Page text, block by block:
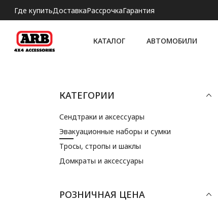
Где купитьДоставкаРассрочкаГарантия
КАТАЛОГ АВТОМОБИЛИ
КАТЕГОРИИ
Сендтраки и аксессуары
Эвакуационные наборы и сумки
Тросы, стропы и шаклы
Домкраты и аксессуары
РОЗНИЧНАЯ ЦЕНА